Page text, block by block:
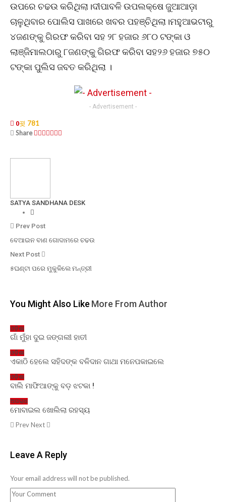
ଉପରେ ଚଢଉ କରିଥିଲା।ଦୀପାବଳି ଉପଲକ୍ଷେ ଜୁଆଆଡ଼ା
ଚାଳୁଥିବାର ପୋଲିସ ପାଖରେ ଖବର ପହଞ୍ଚିଥିଲା।ମହୁଆଭଟାରୁ
୪ଜଣଙ୍କୁ ଗିରଫ କରିବା ସହ ୨୮ ହଜାର ୬୮୦ ଟଙ୍କା ଓ
ଲାଞ୍ଜିମାଲଠାରୁ ୮ଜଣଙ୍କୁ ଗିରଫ କରିବା ସହ୨୬ ହଜାର ୭୫୦
ଟଙ୍କା ପୁଲିସ ଜବତ କରିଥିଲା ।
- Advertisement -
0
781
Share
SATYA SANDHANA DESK
Prev Post
ବେଆଇନ ବାଣ ଗୋଦାମରେ ଚଢଉ
Next Post
୫ଘଣ୍ଟା ପରେ ମୁକୁଳିଲେ ମନ୍ତ୍ରୀ
You Might Also Like More From Author
ଓଡ଼ିଶା
ଗାଁ ମୁଁହା ଦୁଇ ଜଙ୍ଗଲୀ ହାତୀ
ଓଡ଼ିଶା
ଏକାଠି ହେଲେ ସହିଦଙ୍କ ବଳିଦାନ ଗାଥା ମନେପକାଇଲେ
ଓଡ଼ିଶା
ବାଲି ମାଫିଆଙ୍କୁ ବଡ଼ ଝଟକା !
ଅପରାଧ
ମୋବାଇଲ ଖୋଲିଲା ରହସ୍ୟ
PrevNext
Leave A Reply
Your email address will not be published.